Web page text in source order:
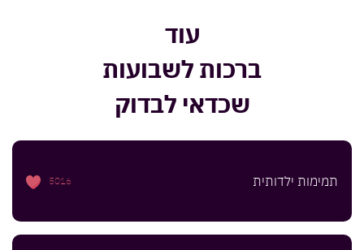
עוד
ברכות לשבועות
שכדאי לבדוק
תמימות ילדותית 5016